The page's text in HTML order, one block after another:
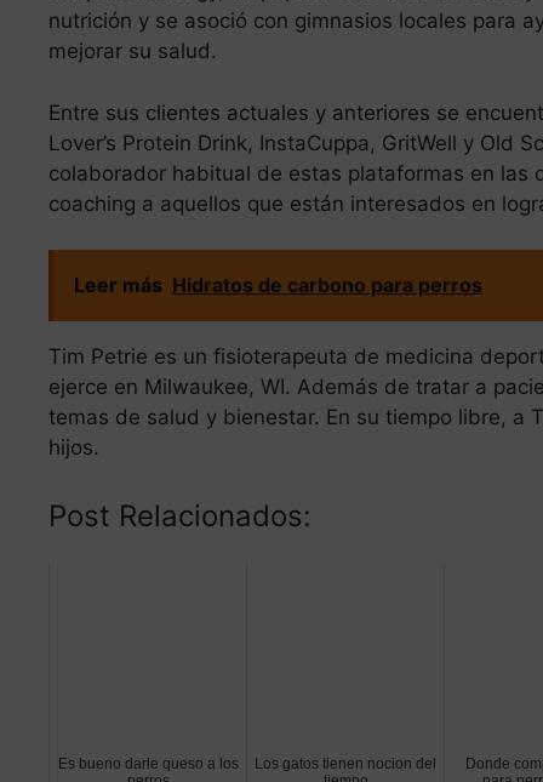
nutrición y se asoció con gimnasios locales para
mejorar su salud.
Entre sus clientes actuales y anteriores se
Lover’s Protein Drink, InstaCuppa, GritWell y Old
colaborador habitual de estas plataformas en las
coaching a aquellos que están interesados en
Leer más Hidratos de carbono para perros
Tim Petrie es un fisioterapeuta de medicina
ejerce en Milwaukee, WI. Además de tratar a
temas de salud y bienestar. En su tiempo libre, a
hijos.
Post Relacionados:
Es bueno darle queso a los
Los gatos tienen nocion del
Donde